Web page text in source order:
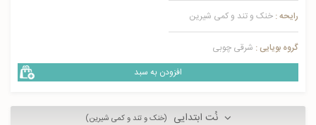
رایحه : خنک و تند و کمی شیرین
گروه بویایی : شرقی چوبی
افزودن به سبد
نُت ابتدایی (خنک و تند و کمی شیرین)